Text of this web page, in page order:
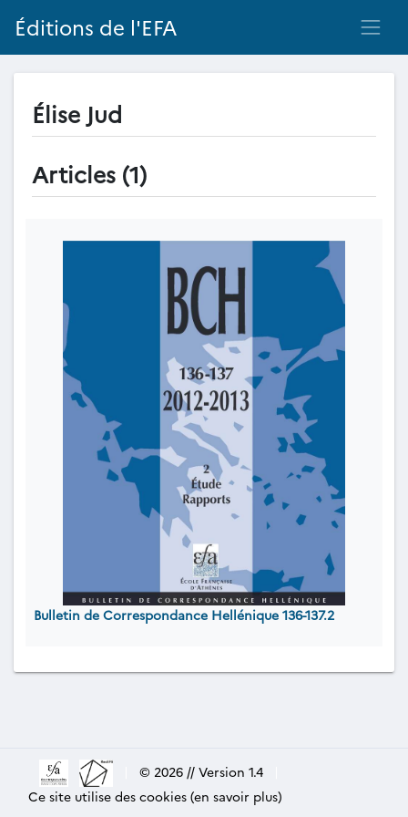
Éditions de l'EFA
Élise Jud
Articles (1)
Bulletin de Correspondance Hellénique 136-137.2
© 2026 // Version 1.4
Ce site utilise des cookies (en savoir plus)